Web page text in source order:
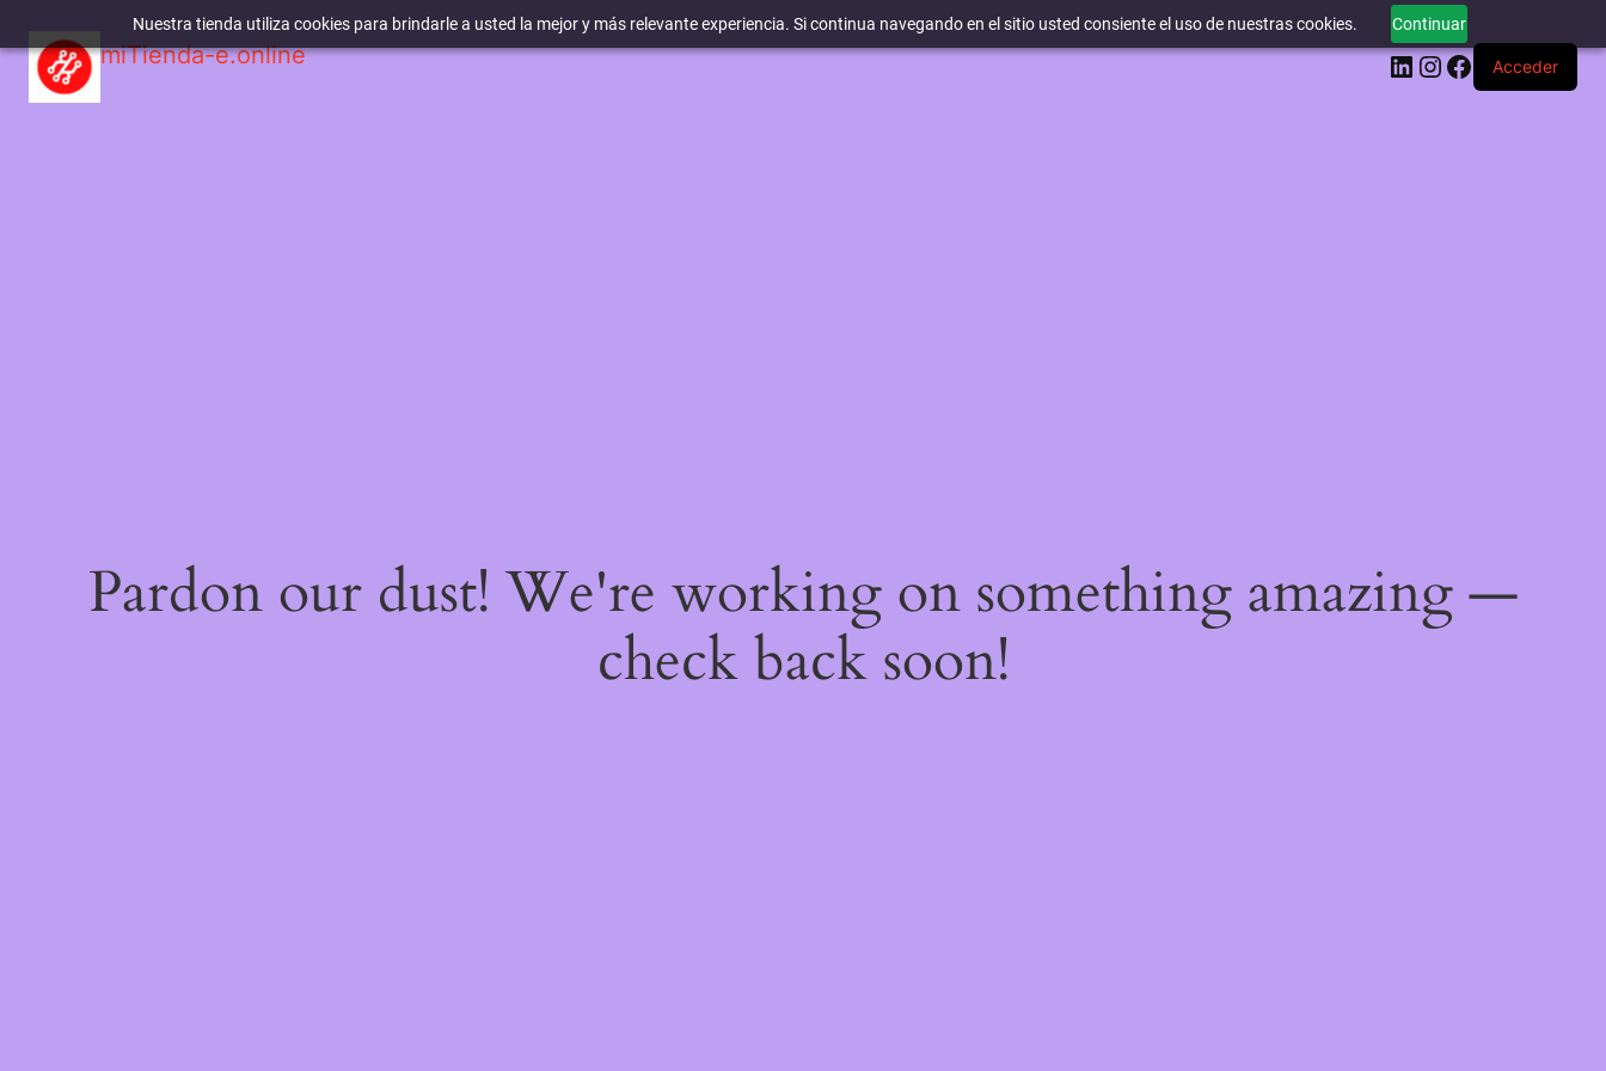
Nuestra tienda utiliza cookies para brindarle a usted la mejor y más relevante experiencia. Si continua navegando en el sitio usted consiente el uso de nuestras cookies. Continuar
miTienda-e.online LinkedIn
Instagram
Facebook
Acceder
Pardon our dust! We're working on something amazing —
check back soon!